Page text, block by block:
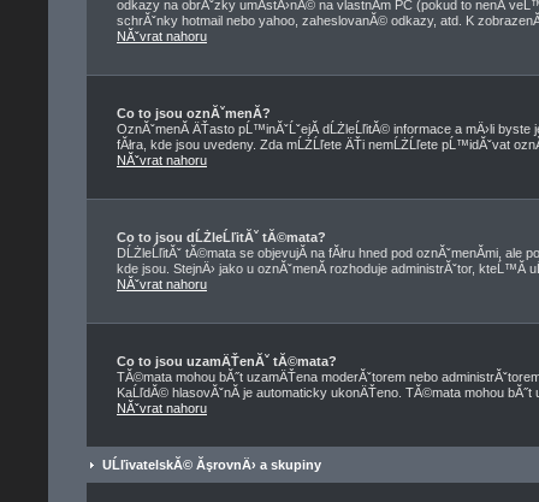
odkazy na obrĂˇzky umĂ­stÄ›nĂ© na vlastnĂ­m PC (pokud to nenĂ­
schrĂˇnky hotmail nebo yahoo, zaheslovanĂ© odkazy, atd. K
NĂˇvrat nahoru
Co to jsou oznĂˇmenĂ­?
OznĂˇmenĂ­ ÄŤasto pĹ™inĂˇĹˇejĂ­ dĹŻleĹľitĂ© informace a mÄ›li
fĂłra, kde jsou uvedeny. Zda mĹŻĹľete ÄŤi nemĹŻĹľete pĹ™idĂˇvat
NĂˇvrat nahoru
Co to jsou dĹŻleĹľitĂˇ tĂ©mata?
DĹŻleĹľitĂˇ tĂ©mata se objevujĂ­ na fĂłru hned pod oznĂˇmenĂ­mi,
kde jsou. StejnÄ› jako u oznĂˇmenĂ­ rozhoduje administrĂˇtor, kteĹ™Ă­
NĂˇvrat nahoru
Co to jsou uzamÄŤenĂˇ tĂ©mata?
TĂ©mata mohou bĂ˝t uzamÄŤena moderĂˇtorem nebo
KaĹľdĂ© hlasovĂˇnĂ­ je automaticky ukonÄŤeno. TĂ©mata mohou
NĂˇvrat nahoru
UĹľivatelskĂ© ĂşrovnÄ› a skupiny